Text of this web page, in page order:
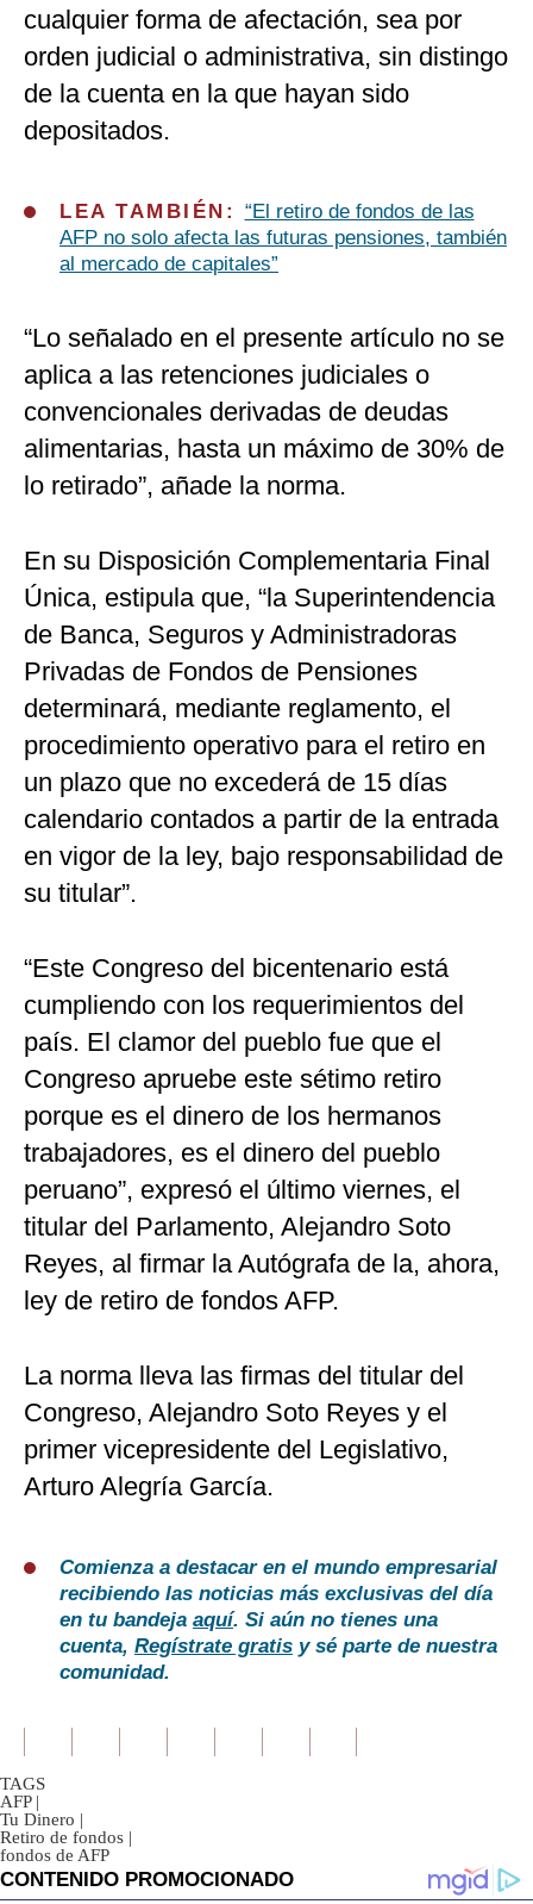
cualquier forma de afectación, sea por
orden judicial o administrativa, sin distingo
de la cuenta en la que hayan sido
depositados.
LEA TAMBIÉN: “El retiro de fondos de las
AFP no solo afecta las futuras pensiones, también
al mercado de capitales”
“Lo señalado en el presente artículo no se
aplica a las retenciones judiciales o
convencionales derivadas de deudas
alimentarias, hasta un máximo de 30% de
lo retirado”, añade la norma.
En su Disposición Complementaria Final
Única, estipula que, “la Superintendencia
de Banca, Seguros y Administradoras
Privadas de Fondos de Pensiones
determinará, mediante reglamento, el
procedimiento operativo para el retiro en
un plazo que no excederá de 15 días
calendario contados a partir de la entrada
en vigor de la ley, bajo responsabilidad de
su titular”.
“Este Congreso del bicentenario está
cumpliendo con los requerimientos del
país. El clamor del pueblo fue que el
Congreso apruebe este sétimo retiro
porque es el dinero de los hermanos
trabajadores, es el dinero del pueblo
peruano”, expresó el último viernes, el
titular del Parlamento, Alejandro Soto
Reyes, al firmar la Autógrafa de la, ahora,
ley de retiro de fondos AFP.
La norma lleva las firmas del titular del
Congreso, Alejandro Soto Reyes y el
primer vicepresidente del Legislativo,
Arturo Alegría García.
Comienza a destacar en el mundo empresarial
recibiendo las noticias más exclusivas del día
en tu bandeja aquí. Si aún no tienes una
cuenta, Regístrate gratis y sé parte de nuestra
comunidad.
TAGS
AFP |
Tu Dinero |
Retiro de fondos |
fondos de AFP